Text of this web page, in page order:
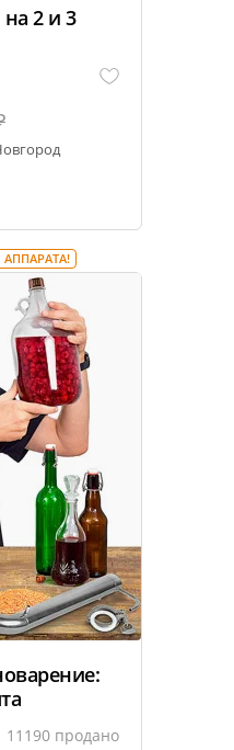
2 и 3
11190 продано